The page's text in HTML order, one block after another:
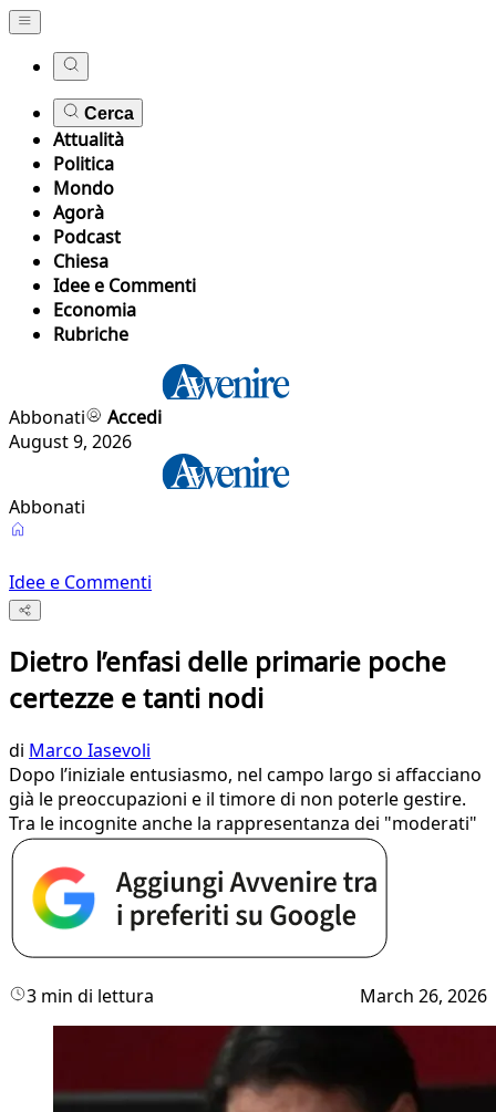
Cerca
Attualità
Politica
Mondo
Agorà
Podcast
Chiesa
Idee e Commenti
Economia
Rubriche
Abbonati
Accedi
August 9, 2026
Abbonati
Idee e Commenti
Dietro l’enfasi delle primarie poche
certezze e tanti nodi
di Marco Iasevoli
Dopo l’iniziale entusiasmo, nel campo largo si affacciano
già le preoccupazioni e il timore di non poterle gestire.
Tra le incognite anche la rappresentanza dei "moderati"
3 min di lettura March 26, 2026